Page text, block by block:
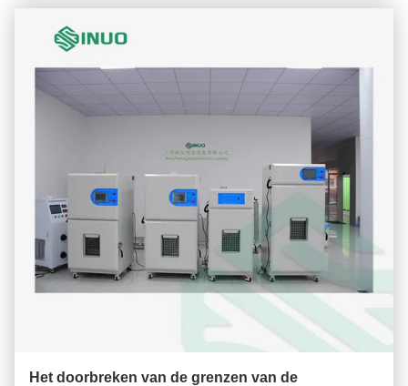
Het doorbreken van de grenzen van de